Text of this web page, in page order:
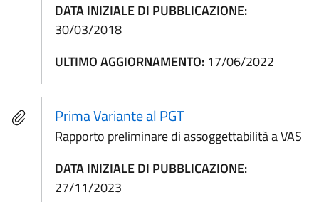
DATA INIZIALE DI PUBBLICAZIONE:
30/03/2018
ULTIMO AGGIORNAMENTO: 17/06/2022
Prima Variante al PGT
Rapporto preliminare di assoggettabilità a VAS
DATA INIZIALE DI PUBBLICAZIONE:
27/11/2023